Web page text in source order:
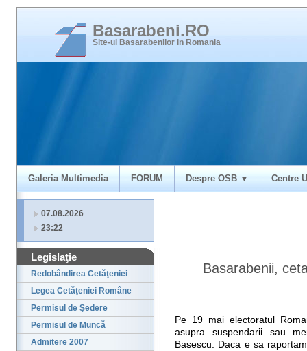
Basarabeni.RO
Site-ul Basarabenilor in Romania
Galeria Multimedia FORUM Despre OSB ▼ Centre
07.08.2026
23:22
Legislaţie
Redobândirea Cetăţeniei
Legea Cetăţeniei Române
Permisul de Şedere
Permisul de Muncă
Admitere 2007
Basarabenii,
Pe 19 mai electoratul
asupra suspendarii sau
Basescu. Daca e sa